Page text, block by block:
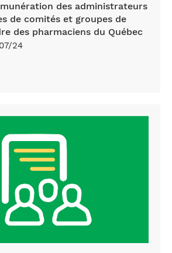
des administrateurs
de comités et groupes de
des pharmaciens du Québec
24